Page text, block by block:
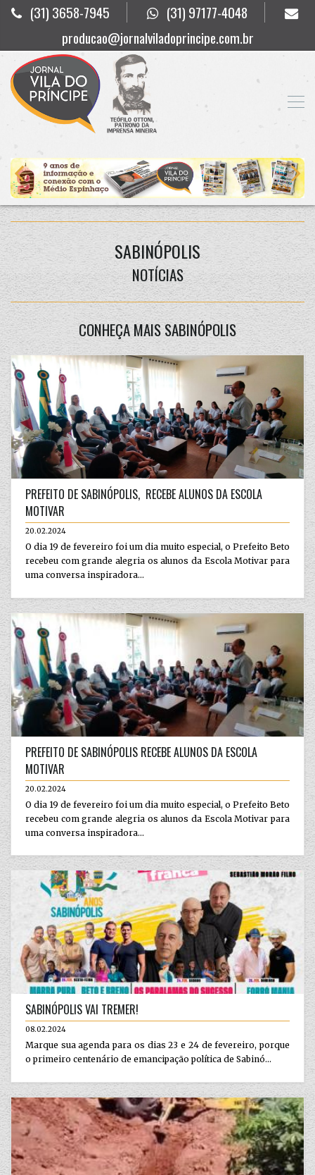
(31) 3658-7945
(31) 97177-4048
producao@jornalviladoprincipe.com.br
SABINÓPOLIS
NOTÍCIAS
CONHEÇA MAIS SABINÓPOLIS
PREFEITO DE SABINÓPOLIS, RECEBE ALUNOS DA ESCOLA
MOTIVAR
20.02.2024
O dia 19 de fevereiro foi um dia muito especial, o Prefeito Beto
recebeu com grande alegria os alunos da Escola Motivar para
uma conversa inspiradora...
PREFEITO DE SABINÓPOLIS RECEBE ALUNOS DA ESCOLA
MOTIVAR
20.02.2024
O dia 19 de fevereiro foi um dia muito especial, o Prefeito Beto
recebeu com grande alegria os alunos da Escola Motivar para
uma conversa inspiradora...
SABINÓPOLIS VAI TREMER!
08.02.2024
Marque sua agenda para os dias 23 e 24 de fevereiro, porque
o primeiro centenário de emancipação política de Sabinó...